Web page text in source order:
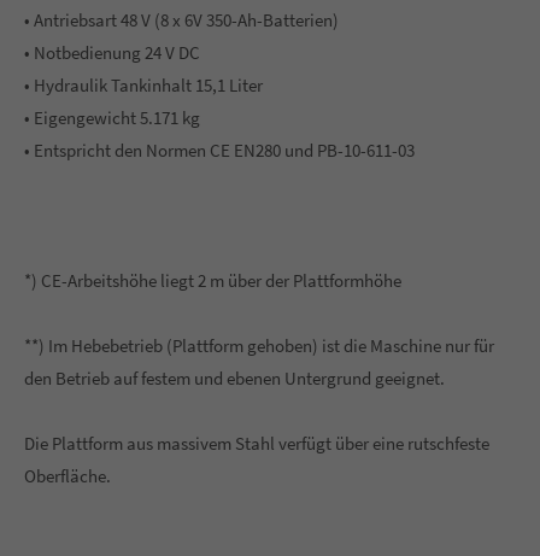
• Antriebsart 48 V (8 x 6V 350-Ah-Batterien)
• Notbedienung 24 V DC
• Hydraulik Tankinhalt 15,1 Liter
• Eigengewicht 5.171 kg
• Entspricht den Normen CE EN280 und PB-10-611-03
*) CE-Arbeitshöhe liegt 2 m über der Plattformhöhe
**) Im Hebebetrieb (Plattform gehoben) ist die Maschine nur für
den Betrieb auf festem und ebenen Untergrund geeignet.
Die Plattform aus massivem Stahl verfügt über eine rutschfeste
Oberfläche.